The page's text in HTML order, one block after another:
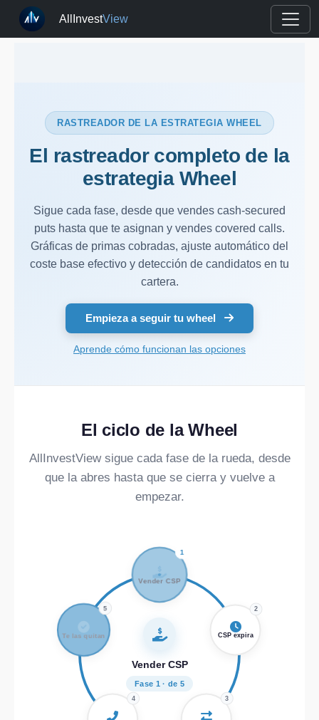
AllInvestView
RASTREADOR DE LA ESTRATEGIA WHEEL
El rastreador completo de la
estrategia Wheel
Sigue cada fase, desde que vendes cash-secured
puts hasta que te asignan y vendes covered calls.
Gráficas de primas cobradas, ajuste automático del
coste base efectivo y detección de candidatos en tu
cartera.
Empieza a seguir tu wheel
Aprende cómo funcionan las opciones
El ciclo de la Wheel
AllInvestView sigue cada fase de la rueda, desde
que la abres hasta que se cierra y vuelve a
empezar.
1
Vender CSP
2
CSP expira
3
4
5
Te las quitan
Vender CSP
Fase 1 · de 5